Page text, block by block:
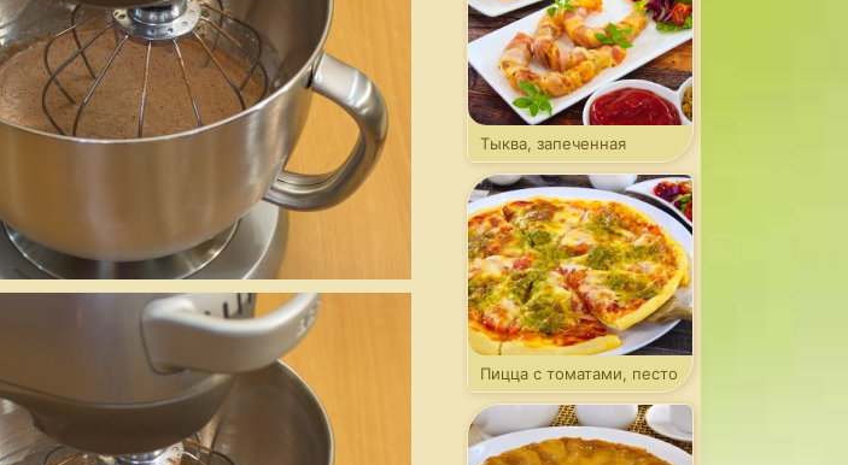
Тыква, запеченная
в беконе
Пицца с томатами, песто
и моцареллой